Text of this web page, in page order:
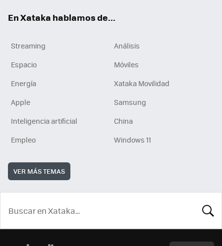
En Xataka hablamos de...
Streaming
Análisis
Espacio
Móviles
Energía
Xataka Movilidad
Apple
Samsung
Inteligencia artificial
China
Empleo
Windows 11
VER MÁS TEMAS